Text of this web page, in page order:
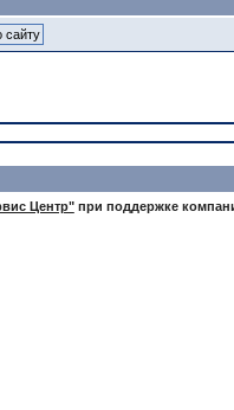
Центр"при поддержке